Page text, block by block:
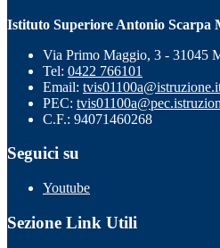
Istituto Superiore Antonio Scarpa
Via Primo Maggio, 3 - 31045
Tel: 0422 766101
Email:
PEC:
C.F.: 94071460268
Seguici su
Youtube
Sezione Link Utili